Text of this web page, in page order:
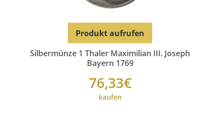
Silbermünze 1 Thaler Maximilian III. Joseph
Bayern 1769
76,33€
kaufen
Produkt aufrufen